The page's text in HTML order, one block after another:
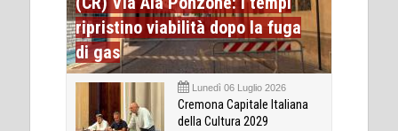
ripristino viabilità dopo la fuga
di gas
Lunedì 06 Luglio 2026
Cremona Capitale Italiana
della Cultura 2029